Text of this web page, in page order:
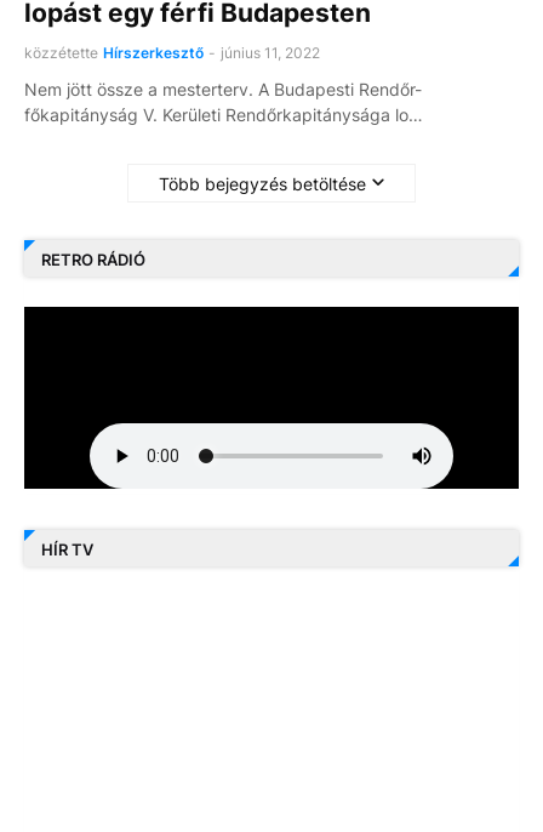
lopást egy férfi Budapesten
közzétette Hírszerkesztő - június 11, 2022
Nem jött össze a mesterterv. A Budapesti Rendőr-
főkapitányság V. Kerületi Rendőrkapitánysága lo…
Több bejegyzés betöltése
RETRO RÁDIÓ
HÍR TV